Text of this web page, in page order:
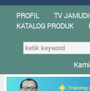
PROFIL TV
KATALOG PRODUK